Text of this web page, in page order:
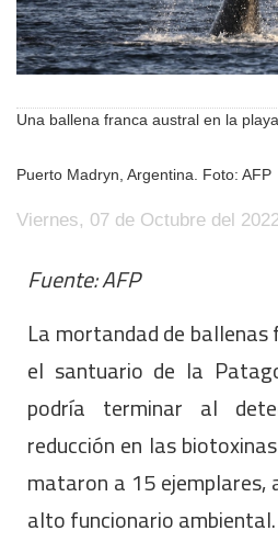
Una ballena franca austral en la
Puerto Madryn, Argentina. Foto: AFP
Viernes, 07 de Octubre del
Fuente: AFP
La mortandad de
el santuario de la
podría terminar al
reducción en las
mataron a 15 ejemplares,
alto funcionario ambiental.